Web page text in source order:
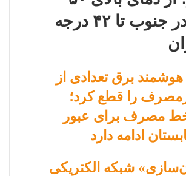
درجه در جنوب تا ۴۲ درجه
هوشمند برق تعدادی از
را قطع کرد؛
مصرف برای عبور
ادامه دارد
شبکه الکتریکی